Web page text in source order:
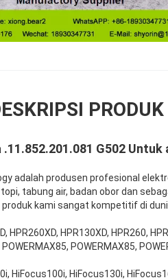
PRODUK
G502
adalah produsen profesional
tabung air, badan obor dan
kami sangat kompetitif di
HPR130XD, HPR260,
POWERMAX85,
HiFocus100i, HiFocus130i,